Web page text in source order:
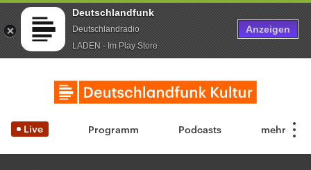
Deutschlandfunk
Deutschlandradio
LADEN - Im Play Store
Anzeigen
Live Programm Podcasts